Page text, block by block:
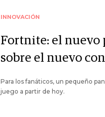
INNOVACIÓN
Fortnite: el nuevo
sobre el nuevo
Para los fanáticos, un pequeño
juego a partir de hoy.